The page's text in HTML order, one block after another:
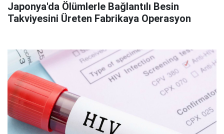
Japonya'da Ölümlerle Bağlantılı Besin
Takviyesini Üreten Fabrikaya Operasyon